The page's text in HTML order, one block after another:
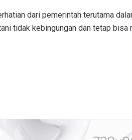
dari pemerintah terutama
tidak kebingungan dan tetap bisa